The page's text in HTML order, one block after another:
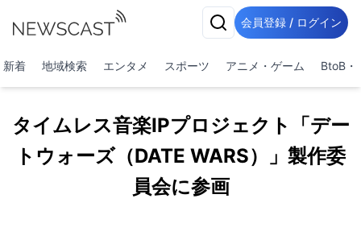
会員登録 / ログイン
新着 地域検索 エンタメ スポーツ アニメ・ゲーム BtoB・
タイムレス音楽IPプロジェクト「デー
トウォーズ（DATE WARS）」製作委
員会に参画